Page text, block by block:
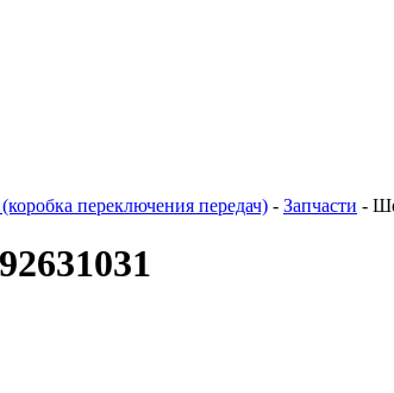
переключения передач) - Запчасти -